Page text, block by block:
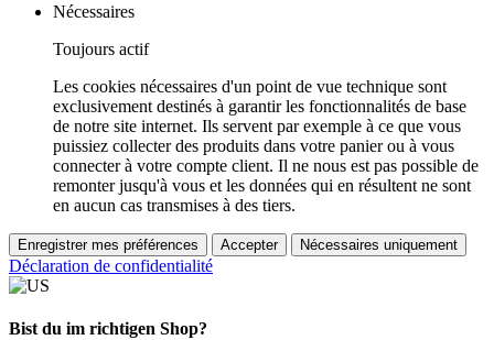
Nécessaires
Toujours actif
Les cookies nécessaires d'un point de vue technique sont
exclusivement destinés à garantir les fonctionnalités de base
de notre site internet. Ils servent par exemple à ce que vous
puissiez collecter des produits dans votre panier ou à vous
connecter à votre compte client. Il ne nous est pas possible de
remonter jusqu'à vous et les données qui en résultent ne sont
en aucun cas transmises à des tiers.
Enregistrer mes préférences Accepter Nécessaires uniquement
Déclaration de confidentialité
Bist du im richtigen Shop?